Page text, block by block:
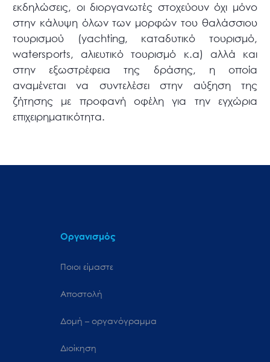
εκδηλώσεις, οι διοργανωτές στοχεύουν όχι μόνο
στην κάλυψη όλων των μορφών του θαλάσσιου
τουρισμού (yachting, καταδυτικό τουρισμό,
watersports, αλιευτικό τουρισμό κ.α) αλλά και
στην εξωστρέφεια της δράσης, η οποία
αναμένεται να συντελέσει στην αύξηση της
ζήτησης με προφανή οφέλη για την εγχώρια
επιχειρηματικότητα.
Οργανισμός
Ποιοι είμαστε
Αποστολή
Δομή – οργανόγραμμα
Διοίκηση